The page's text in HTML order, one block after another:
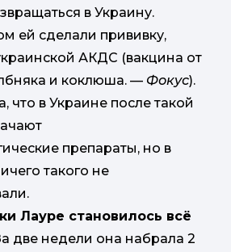
в Украину.
ей сделали прививку,
АКДС (вакцина от
и коклюша. — Фокус).
что в Украине после такой
препараты, но в
такого не
Лауре становилось всё
две недели она набрала 2